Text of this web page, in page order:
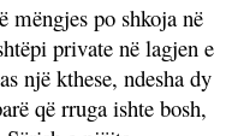
po shkoja në
private në lagjen e
një kthese, ndesha dy
që rruga ishte bosh,